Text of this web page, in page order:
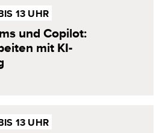
13 UHR
und Copilot:
mit KI-
13 UHR